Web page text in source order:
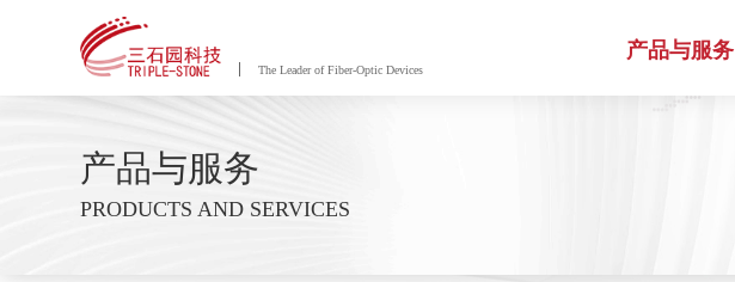
The Leader of Fiber-Optic Devices
产品与服务
产品与服务
PRODUCTS AND SERVICES